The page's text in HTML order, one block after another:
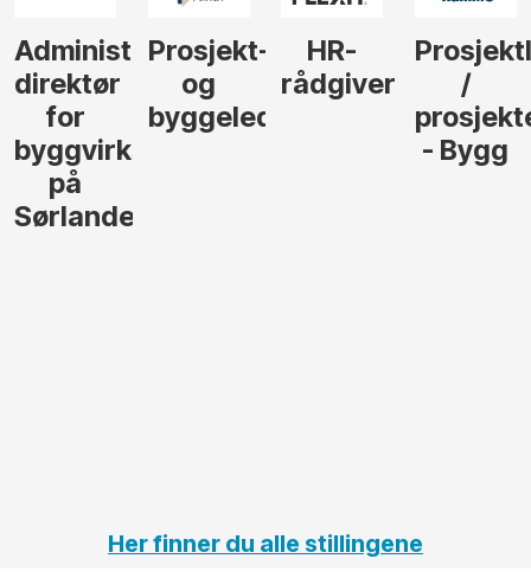
Prosjekt-
og
byggeleder
HR-
rådgiver
Prosjektleder
/
Vi
til
Her finner du alle stillingene